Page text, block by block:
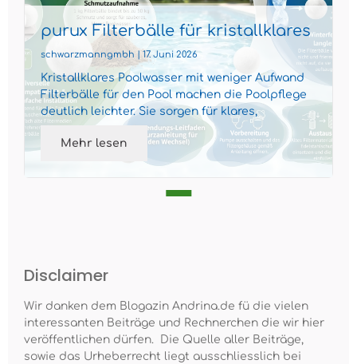
purux Filterbälle für kristallklares
Poolwasser
schwarzmanngmbh | 17. Juni 2026
Kristallklares Poolwasser mit weniger Aufwand
Filterbälle für den Pool machen die Poolpflege
deutlich leichter. Sie sorgen für klares,
gepflegtes Wass...
Mehr lesen
Disclaimer
Wir danken dem Blogazin Andrina.de fü die vielen
interessanten Beiträge und Rechnerchen die wir hier
veröffentlichen dürfen. Die Quelle aller Beiträge,
sowie das Urheberrecht liegt ausschliesslich bei